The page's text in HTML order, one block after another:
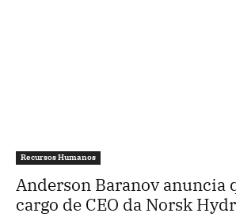
Recursos Humanos
Anderson Baranov anuncia
cargo de CEO da Norsk